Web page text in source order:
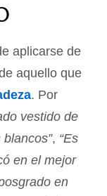
aplicarse de
aquello que
. Por
vestido de
, “Es
en el mejor
en